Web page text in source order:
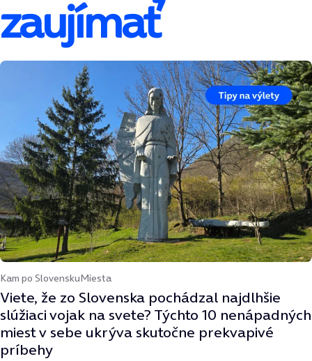
zaujímať
Kam po SlovenskuMiesta
Viete, že zo Slovenska pochádzal najdlhšie
slúžiaci vojak na svete? Týchto 10 nenápadných
miest v sebe ukrýva skutočne prekvapivé
príbehy